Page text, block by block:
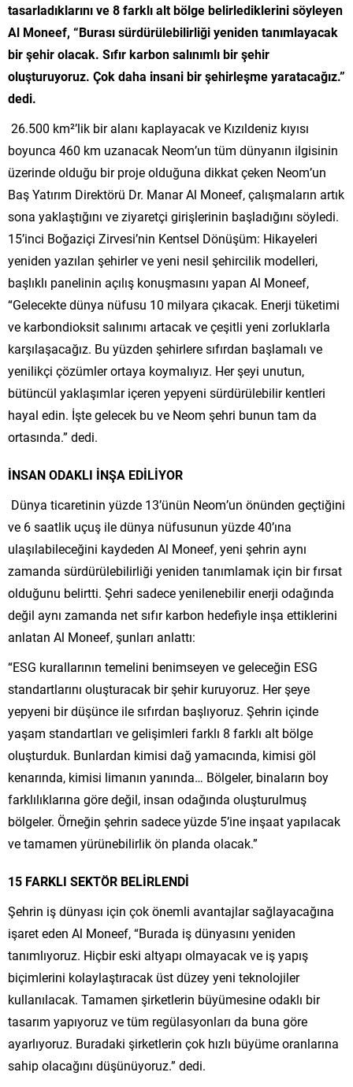
tasarladıklarını ve 8 farklı alt bölge belirlediklerini söyleyen
Al Moneef, “Burası sürdürülebilirliği yeniden tanımlayacak
bir şehir olacak. Sıfır karbon salınımlı bir şehir
oluşturuyoruz. Çok daha insani bir şehirleşme yaratacağız.”
dedi.
26.500 km²’lik bir alanı kaplayacak ve Kızıldeniz kıyısı
boyunca 460 km uzanacak Neom’un tüm dünyanın ilgisinin
üzerinde olduğu bir proje olduğuna dikkat çeken Neom’un
Baş Yatırım Direktörü Dr. Manar Al Moneef, çalışmaların artık
sona yaklaştığını ve ziyaretçi girişlerinin başladığını söyledi.
15’inci Boğaziçi Zirvesi’nin Kentsel Dönüşüm: Hikayeleri
yeniden yazılan şehirler ve yeni nesil şehircilik modelleri,
başlıklı panelinin açılış konuşmasını yapan Al Moneef,
“Gelecekte dünya nüfusu 10 milyara çıkacak. Enerji tüketimi
ve karbondioksit salınımı artacak ve çeşitli yeni zorluklarla
karşılaşacağız. Bu yüzden şehirlere sıfırdan başlamalı ve
yenilikçi çözümler ortaya koymalıyız. Her şeyi unutun,
bütüncül yaklaşımlar içeren yepyeni sürdürülebilir kentleri
hayal edin. İşte gelecek bu ve Neom şehri bunun tam da
ortasında.” dedi.
İNSAN ODAKLI İNŞA EDİLİYOR
Dünya ticaretinin yüzde 13’ünün Neom’un önünden geçtiğini
ve 6 saatlik uçuş ile dünya nüfusunun yüzde 40’ına
ulaşılabileceğini kaydeden Al Moneef, yeni şehrin aynı
zamanda sürdürülebilirliği yeniden tanımlamak için bir fırsat
olduğunu belirtti. Şehri sadece yenilenebilir enerji odağında
değil aynı zamanda net sıfır karbon hedefiyle inşa ettiklerini
anlatan Al Moneef, şunları anlattı:
“ESG kurallarının temelini benimseyen ve geleceğin ESG
standartlarını oluşturacak bir şehir kuruyoruz. Her şeye
yepyeni bir düşünce ile sıfırdan başlıyoruz. Şehrin içinde
yaşam standartları ve gelişimleri farklı 8 farklı alt bölge
oluşturduk. Bunlardan kimisi dağ yamacında, kimisi göl
kenarında, kimisi limanın yanında… Bölgeler, binaların boy
farklılıklarına göre değil, insan odağında oluşturulmuş
bölgeler. Örneğin şehrin sadece yüzde 5’ine inşaat yapılacak
ve tamamen yürünebilirlik ön planda olacak.”
15 FARKLI SEKTÖR BELİRLENDİ
Şehrin iş dünyası için çok önemli avantajlar sağlayacağına
işaret eden Al Moneef, “Burada iş dünyasını yeniden
tanımlıyoruz. Hiçbir eski altyapı olmayacak ve iş yapış
biçimlerini kolaylaştıracak üst düzey yeni teknolojiler
kullanılacak. Tamamen şirketlerin büyümesine odaklı bir
tasarım yapıyoruz ve tüm regülasyonları da buna göre
ayarlıyoruz. Buradaki şirketlerin çok hızlı büyüme oranlarına
sahip olacağını düşünüyoruz.” dedi.